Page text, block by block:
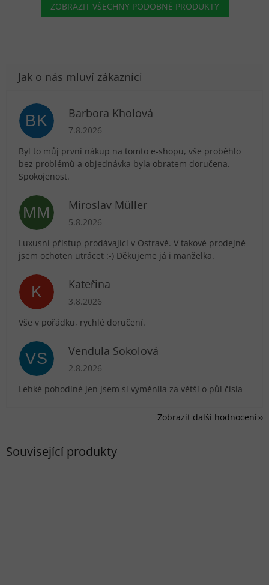
Související produkty
ZOBRAZIT VŠECHNY PODOBNÉ PRODUKTY
BK Barbora Kholová
Hodnocení obchodu je 5 z 5 hvězdiček.
7.8.2026
Byl to můj první nákup na tomto e-shopu, vše proběhlo
bez problémů a objednávka byla obratem doručena.
Spokojenost.
MM Miroslav Müller
Hodnocení obchodu je 5 z 5 hvězdiček.
5.8.2026
Luxusní přístup prodávající v Ostravě. V takové prodejně
jsem ochoten utrácet :-) Děkujeme já i manželka.
K Kateřina
Hodnocení obchodu je 5 z 5 hvězdiček.
3.8.2026
Vše v pořádku, rychlé doručení.
VS Vendula Sokolová
Hodnocení obchodu je 5 z 5 hvězdiček.
2.8.2026
Lehké pohodlné jen jsem si vyměnila za větší o půl čísla
Zobrazit další hodnocení